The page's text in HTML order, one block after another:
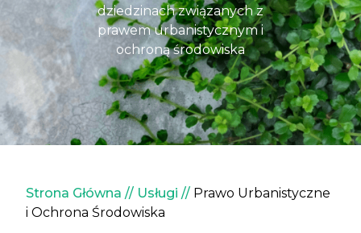
dziedzinach związanych z
prawem urbanistycznym i
ochroną środowiska
Ścieżka nawigacyjna
Strona Główna Usługi
Prawo Urbanistyczne
i Ochrona Środowiska